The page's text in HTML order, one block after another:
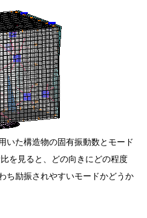
いた構造物の固有振動数とモード
を見ると、どの向きにどの程度
ち励振されやすいモードかどうか